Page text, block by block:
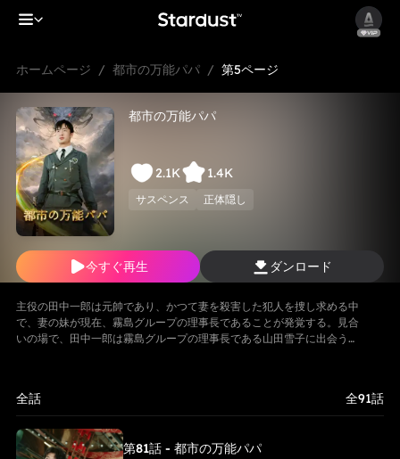
ホームページ / 都市の万能パパ / 第5ページ
都市の万能パパ
2.1K 1.4K
サスペンス 正体隠し
今すぐ再生 ダンロード
主役の田中一郎は元帥であり、かつて妻を殺害した犯人を捜し求める中
で、妻の妹が現在、霧島グループの理事長であることが発覚する。見合
いの場で、田中一郎は霧島グループの理事長である山田雪子に出会う。
が田中一郎の亡き妻の妹であるため、田中一郎は彼女を密かに守り続け
ている。その間、二人は霧島グループを守るため、小林グループとの闘
争を繰り広げる。そして、長年にわたる秘密がついに明らかになる。田
中一郎が実はかつての伝説的な元帥であったことが判明するのだ。真実
全話 全91話
第81話 - 都市の万能パパ